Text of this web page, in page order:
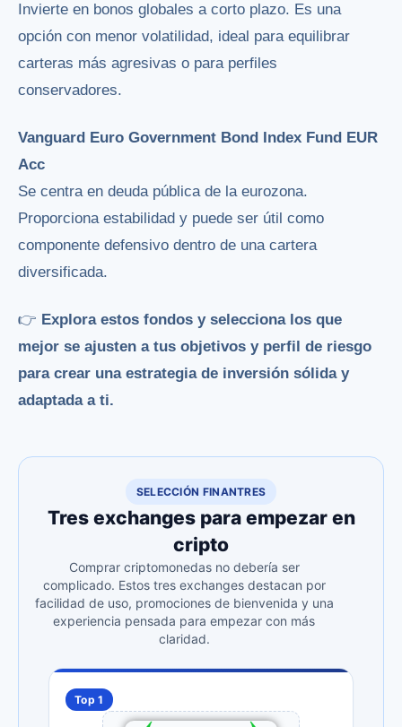
Invierte en bonos globales a corto plazo. Es una
opción con menor volatilidad, ideal para equilibrar
carteras más agresivas o para perfiles
conservadores.
Vanguard Euro Government Bond Index Fund EUR
Acc
Se centra en deuda pública de la eurozona.
Proporciona estabilidad y puede ser útil como
componente defensivo dentro de una cartera
diversificada.
👉 Explora estos fondos y selecciona los que
mejor se ajusten a tus objetivos y perfil de riesgo
para crear una estrategia de inversión sólida y
adaptada a ti.
SELECCIÓN FINANTRES
Tres exchanges para empezar en
cripto
Comprar criptomonedas no debería ser
complicado. Estos tres exchanges destacan por
facilidad de uso, promociones de bienvenida y una
experiencia pensada para empezar con más
claridad.
Top 1